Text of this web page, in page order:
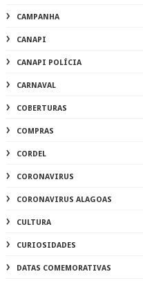
CAMPANHA
CANAPI
CANAPI POLÍCIA
CARNAVAL
COBERTURAS
COMPRAS
CORDEL
CORONAVIRUS
CORONAVIRUS ALAGOAS
CULTURA
CURIOSIDADES
DATAS COMEMORATIVAS